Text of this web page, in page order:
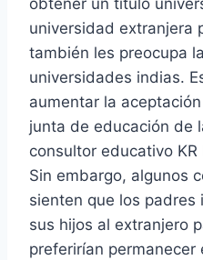
obtener un título
universidad extranjera
también les preocupa
universidades indias.
aumentar la
junta de educación de
consultor educativo KR
Sin embargo, algunos
sienten que los padres
sus hijos al extranjero
preferirían permanecer